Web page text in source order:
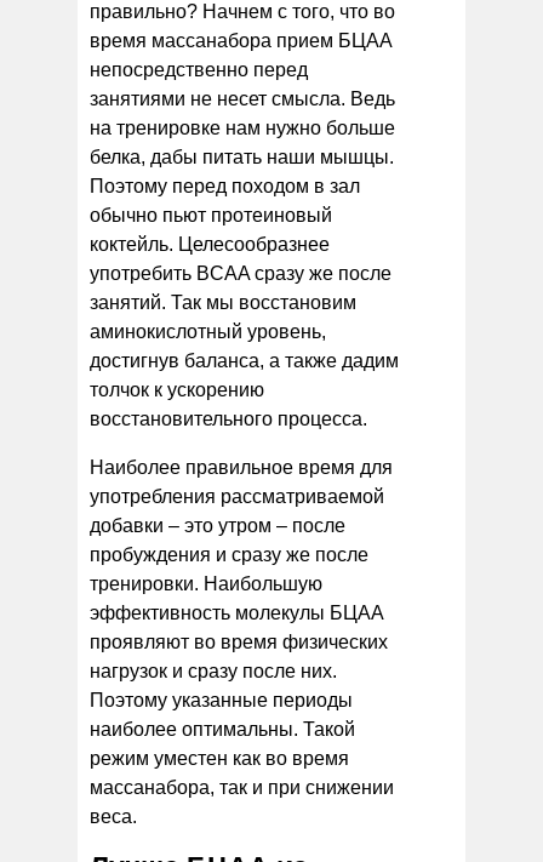
правильно? Начнем с того, что во
время массанабора прием БЦАА
непосредственно перед
занятиями не несет смысла. Ведь
на тренировке нам нужно больше
белка, дабы питать наши мышцы.
Поэтому перед походом в зал
обычно пьют протеиновый
коктейль. Целесообразнее
употребить BCAA сразу же после
занятий. Так мы восстановим
аминокислотный уровень,
достигнув баланса, а также дадим
толчок к ускорению
восстановительного процесса.
Наиболее правильное время для
употребления рассматриваемой
добавки – это утром – после
пробуждения и сразу же после
тренировки. Наибольшую
эффективность молекулы БЦАА
проявляют во время физических
нагрузок и сразу после них.
Поэтому указанные периоды
наиболее оптимальны. Такой
режим уместен как во время
массанабора, так и при снижении
веса.